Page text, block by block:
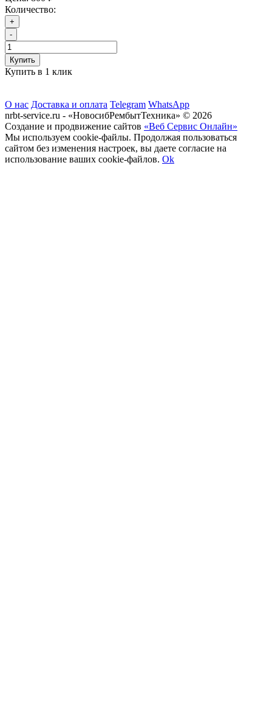
Количество:
+
-
Купить
Купить в 1 клик
О нас Доставка и оплата Telegram WhatsApp
nrbt-service.ru - «НовосибРембытТехника» © 2026
Создание и продвижение сайтов «Веб Сервис Онлайн»
Мы используем cookie-файлы. Продолжая пользоваться
сайтом без изменения настроек, вы даете согласие на
использование ваших cookie-файлов. Ok